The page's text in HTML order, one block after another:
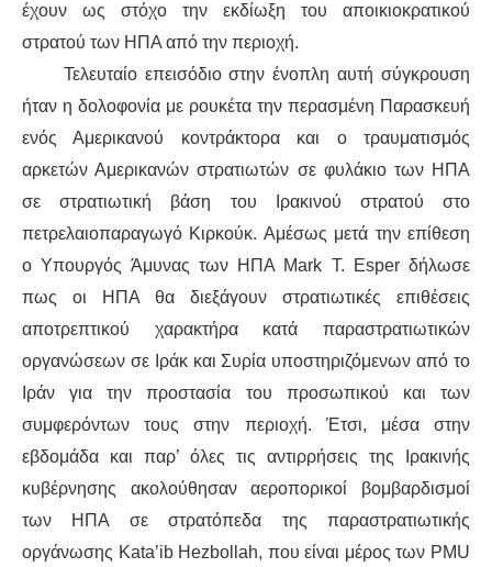
έχουν ως στόχο την εκδίωξη του αποικιοκρατικού
στρατού των ΗΠΑ από την περιοχή.
Τελευταίο επεισόδιο στην ένοπλη αυτή σύγκρουση
ήταν η δολοφονία με ρουκέτα την περασμένη Παρασκευή
ενός Αμερικανού κοντράκτορα και ο τραυματισμός
αρκετών Αμερικανών στρατιωτών σε φυλάκιο των ΗΠΑ
σε στρατιωτική βάση του Ιρακινού στρατού στο
πετρελαιοπαραγωγό Κιρκούκ. Αμέσως μετά την επίθεση
ο Υπουργός Άμυνας των ΗΠΑ Mark T. Esper δήλωσε
πως οι ΗΠΑ θα διεξάγουν στρατιωτικές επιθέσεις
αποτρεπτικού χαρακτήρα κατά παραστρατιωτικών
οργανώσεων σε Ιράκ και Συρία υποστηριζόμενων από το
Ιράν για την προστασία του προσωπικού και των
συμφερόντων τους στην περιοχή. Έτσι, μέσα στην
εβδομάδα και παρ’ όλες τις αντιρρήσεις της Ιρακινής
κυβέρνησης ακολούθησαν αεροπορικοί βομβαρδισμοί
των ΗΠΑ σε στρατόπεδα της παραστρατιωτικής
οργάνωσης Kata’ib Hezbollah, που είναι μέρος των PMU